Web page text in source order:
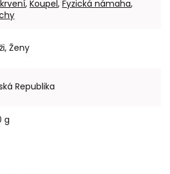
, Koupel, Fyzická námaha,
Ženy
Republika
g